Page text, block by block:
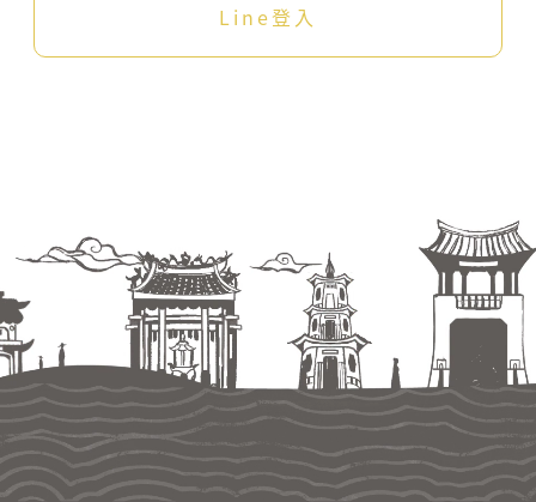
Line登入